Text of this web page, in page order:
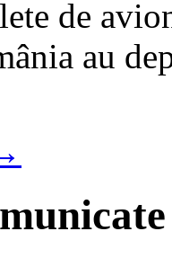
de
au